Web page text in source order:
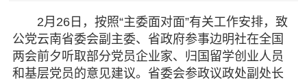
履行职责
自身建设
2月26日，按照“主委面对面”有关工作安排，致
公党云南省委会副主委、省政府参事边明社在全国
两会前夕听取部分党员企业家、归国留学创业人员
和基层党员的意见建议。省委会参政议政处副处长